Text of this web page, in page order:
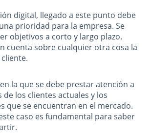
digital, llegado a este punto debe
prioridad para la empresa. Se
objetivos a corto y largo plazo.
cuenta sobre cualquier otra cosa la
la que se debe prestar atención a
de los clientes actuales y los
que se encuentran en el mercado.
caso es fundamental para saber